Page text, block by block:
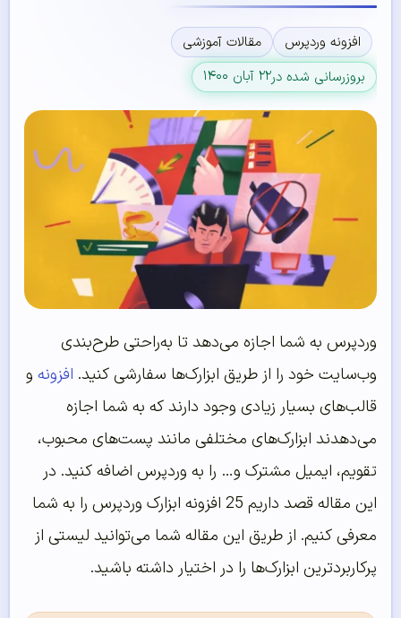
افزونه وردپرس
مقالات آموزشی
بروزرسانی شده در۲۲ آبان ۱۴۰۰
وردپرس به شما اجازه می‌دهد تا به‌راحتی طرح‌بندی
وب‌سایت خود را از طریق ابزارک‌ها سفارشی کنید. افزونه و
قالب‌های بسیار زیادی وجود دارند که به شما اجازه
می‌دهدند ابزارک‌های مختلفی مانند پست‌های محبوب،
تقویم، ایمیل مشترک و… را به وردپرس اضافه کنید. در
این مقاله قصد داریم 25 افزونه ابزارک وردپرس را به شما
معرفی کنیم. از طریق این مقاله شما می‌توانید لیستی از
پرکاربردترین ابزارک‌ها را در اختیار داشته باشید.